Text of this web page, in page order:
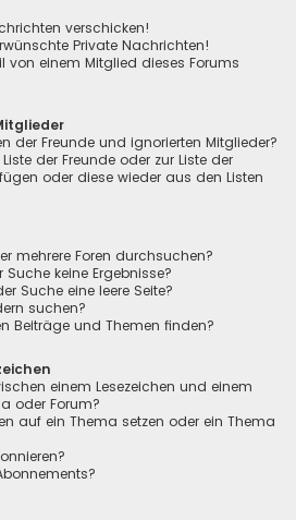
verschicken!
Private Nachrichten!
einem Mitglied dieses Forums
der Freunde und ignorierten Mitglieder?
der Freunde oder zur Liste der
oder diese wieder aus den Listen
mehrere Foren durchsuchen?
keine Ergebnisse?
Suche eine leere Seite?
suchen?
Beiträge und Themen finden?
einem Lesezeichen und einem
oder Forum?
auf ein Thema setzen oder ein Thema